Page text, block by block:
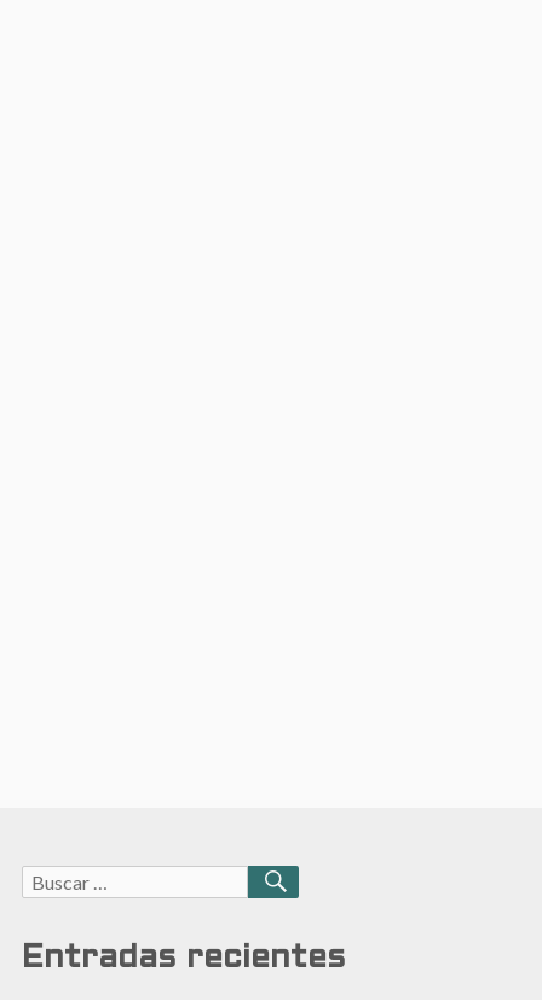
Buscar:
BUSCAR
Entradas recientes